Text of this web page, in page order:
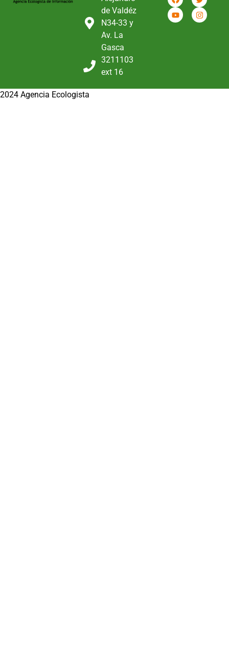
de Valdéz
N34-33 y
Av. La
Gasca
3211103
ext 16
2024 Agencia Ecologista